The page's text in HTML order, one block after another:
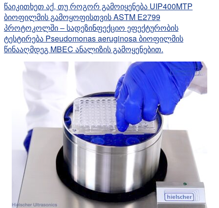
წაიკითხეთ აქ, თუ როგორ გამოიყენება UIP400MTP
ბიოფილმის გამოყოფისთვის ASTM E2799
პროტოკოლში – სადეზინფექციო ეფექტურობის
ტესტირება Pseudomonas aeruginosa ბიოფილმის
წინააღმდეგ MBEC ანალიზის გამოყენებით.